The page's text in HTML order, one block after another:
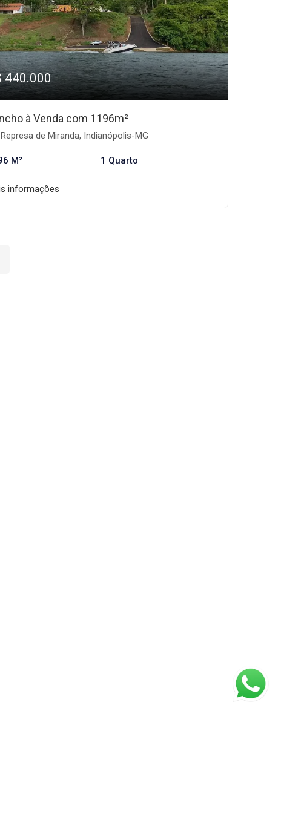
440.000
à Venda com 1196m²
Represa de Miranda, Indianópolis-MG
M² 1 Quarto
informações